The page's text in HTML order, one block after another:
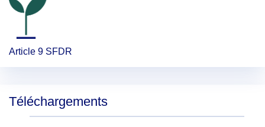
Article 9 SFDR
Téléchargements